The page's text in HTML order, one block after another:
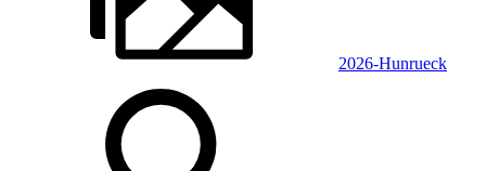
2026-Hunrueck